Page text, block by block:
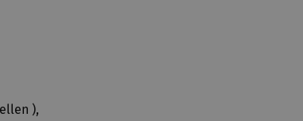
),